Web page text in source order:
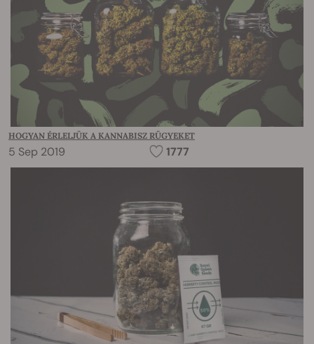
HOGYAN ÉRLELJÜK A KANNABISZ RÜGYEKET
5 Sep 2019 1777